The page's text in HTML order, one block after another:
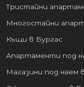
Тристайни
Многостайни
Къщи в Бургас
Апартаменти под
Магазини под наем